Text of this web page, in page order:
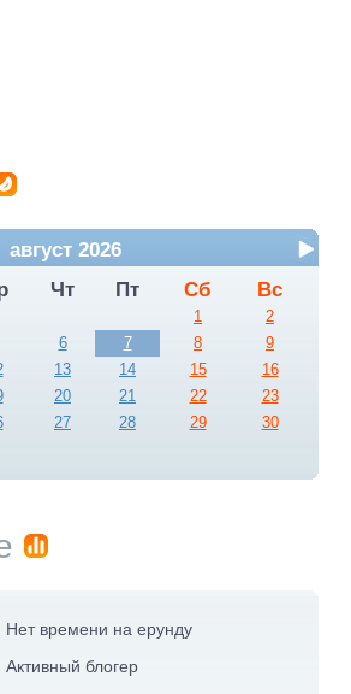
август 2026
Чт Пт Сб Вс
1
2
6 7 8
9
13 14 15
16
20 21 22
23
27 28 29
30
Нет времени на ерунду
Активный блогер